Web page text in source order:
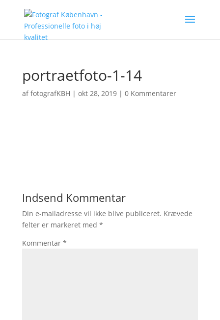
portraetfoto-1-14
affotografKBH | okt 28, 2019| 0 Kommentarer
Indsend Kommentar
Din e-mailadresse vil ikke blive publiceret. Krævede
felter er markeret med *
Kommentar *